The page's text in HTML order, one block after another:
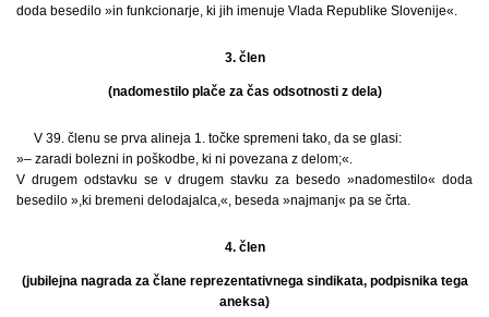
doda besedilo »in funkcionarje, ki jih imenuje Vlada Republike Slovenije«.
3. člen
(nadomestilo plače za čas odsotnosti z dela)
V 39. členu se prva alineja 1. točke spremeni tako, da se glasi:
»– zaradi bolezni in poškodbe, ki ni povezana z delom;«.
V drugem odstavku se v drugem stavku za besedo »nadomestilo« doda
besedilo »,ki bremeni delodajalca,«, beseda »najmanj« pa se črta.
4. člen
(jubilejna nagrada za člane reprezentativnega sindikata, podpisnika tega
aneksa)